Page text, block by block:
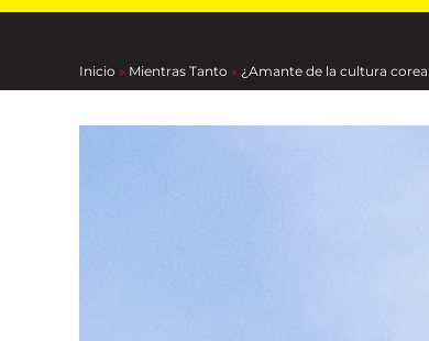
Inicio » Mientras Tanto » ¿Amante de la cultura